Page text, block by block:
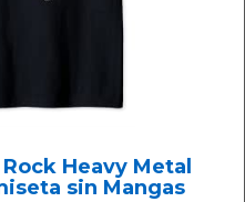
Heavy Metal
sin Mangas